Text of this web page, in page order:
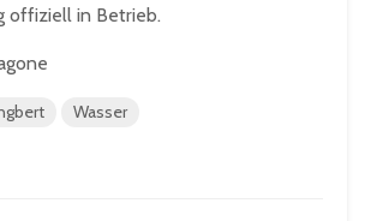
offiziell in Betrieb.
Wasser